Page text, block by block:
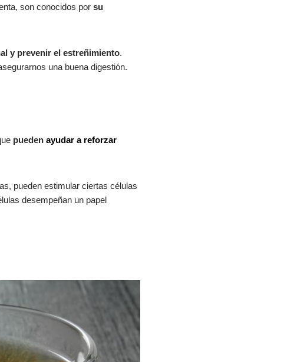
son conocidos por su
y prevenir el estreñimiento.
una buena digestión.
puedenayudar a reforzar
pueden estimular ciertas células
desempeñan un papel